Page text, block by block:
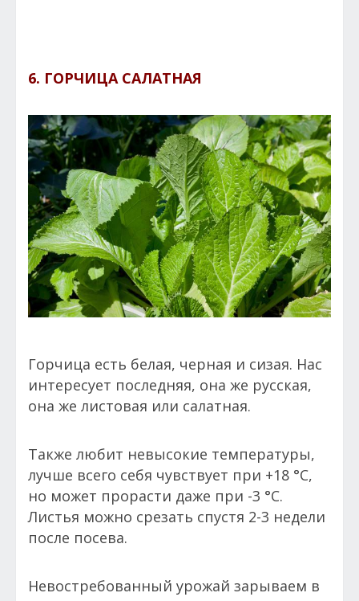
6. ГОРЧИЦА САЛАТНАЯ
Горчица есть белая, черная и сизая. Нас
интересует последняя, она же русская,
она же листовая или салатная.
Также любит невысокие температуры,
лучше всего себя чувствует при +18 °С,
но может прорасти даже при -3 °С.
Листья можно срезать спустя 2-3 недели
после посева.
Невостребованный урожай зарываем в